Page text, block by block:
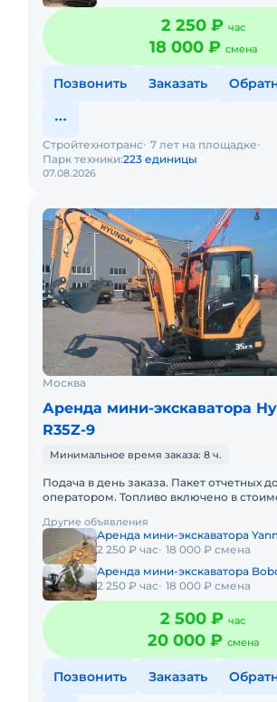
2 250 ₽ час
18 000 ₽ смена
Позвонить Заказать
07.08.2026
Стройтехнотранс 7 лет на площадке
Парк техники:223 единицы
Москва
Аренда мини-экскаватора
R35Z-9
Минимальное время заказа: 8 ч.
Подача в день заказа. Пакет отчетных
оператором. Топливо включено в
компания предлагает
Другие объявления
Аренда мини-экскаватора
2 250 ₽ час 18 000 ₽ смена
Аренда мини-экскаватора
2 250 ₽ час 18 000 ₽ смена
2 500 ₽ час
20 000 ₽ смена
Позвонить Заказать